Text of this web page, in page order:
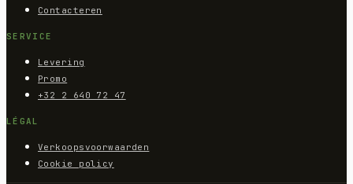
Contacteren
SERVICE
Levering
Promo
+32 2 640 72 47
LÉGAL
Verkoopsvoorwaarden
Cookie policy